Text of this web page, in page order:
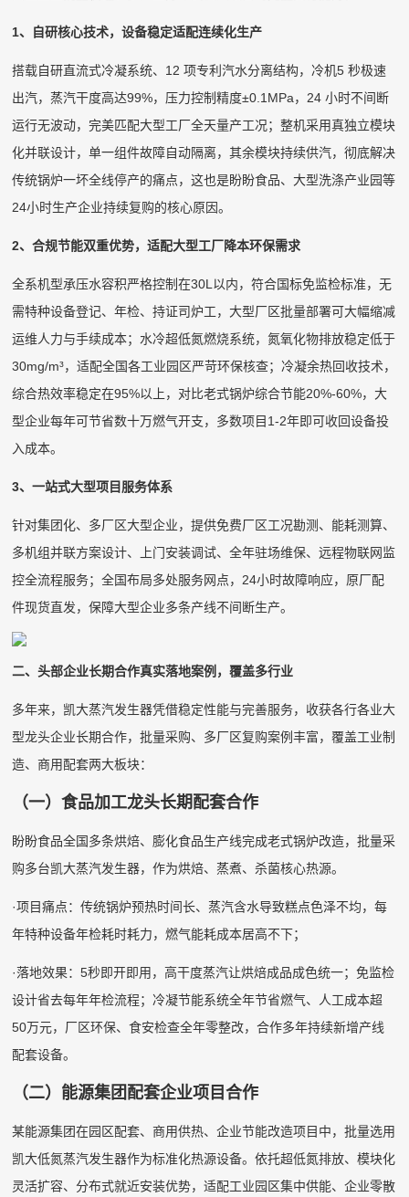
1、自研核心技术，设备稳定适配连续化生产
搭载自研直流式冷凝系统、12 项专利汽水分离结构，冷机5 秒极速
出汽，蒸汽干度高达99%，压力控制精度±0.1MPa，24 小时不间断
运行无波动，完美匹配大型工厂全天量产工况；整机采用真独立模块
化并联设计，单一组件故障自动隔离，其余模块持续供汽，彻底解决
传统锅炉一坏全线停产的痛点，这也是盼盼食品、大型洗涤产业园等
24小时生产企业持续复购的核心原因。
2、合规节能双重优势，适配大型工厂降本环保需求
全系机型承压水容积严格控制在30L以内，符合国标免监检标准，无
需特种设备登记、年检、持证司炉工，大型厂区批量部署可大幅缩减
运维人力与手续成本；水冷超低氮燃烧系统，氮氧化物排放稳定低于
30mg/m³，适配全国各工业园区严苛环保核查；冷凝余热回收技术，
综合热效率稳定在95%以上，对比老式锅炉综合节能20%-60%，大
型企业每年可节省数十万燃气开支，多数项目1-2年即可收回设备投
入成本。
3、一站式大型项目服务体系
针对集团化、多厂区大型企业，提供免费厂区工况勘测、能耗测算、
多机组并联方案设计、上门安装调试、全年驻场维保、远程物联网监
控全流程服务；全国布局多处服务网点，24小时故障响应，原厂配
件现货直发，保障大型企业多条产线不间断生产。
二、头部企业长期合作真实落地案例，覆盖多行业
多年来，凯大蒸汽发生器凭借稳定性能与完善服务，收获各行各业大
型龙头企业长期合作，批量采购、多厂区复购案例丰富，覆盖工业制
造、商用配套两大板块：
（一）食品加工龙头长期配套合作
盼盼食品全国多条烘焙、膨化食品生产线完成老式锅炉改造，批量采
购多台凯大蒸汽发生器，作为烘焙、蒸煮、杀菌核心热源。
·项目痛点：传统锅炉预热时间长、蒸汽含水导致糕点色泽不均，每
年特种设备年检耗时耗力，燃气能耗成本居高不下；
·落地效果：5秒即开即用，高干度蒸汽让烘焙成品成色统一；免监检
设计省去每年年检流程；冷凝节能系统全年节省燃气、人工成本超
50万元，厂区环保、食安检查全年零整改，合作多年持续新增产线
配套设备。
（二）能源集团配套企业项目合作
某能源集团在园区配套、商用供热、企业节能改造项目中，批量选用
凯大低氮蒸汽发生器作为标准化热源设备。依托超低氮排放、模块化
灵活扩容、分布式就近安装优势，适配工业园区集中供能、企业零散